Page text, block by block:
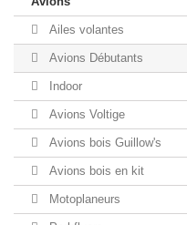
Ailes volantes
Avions Débutants
Indoor
Avions Voltige
Avions bois Guillow's
Avions bois en kit
Motoplaneurs